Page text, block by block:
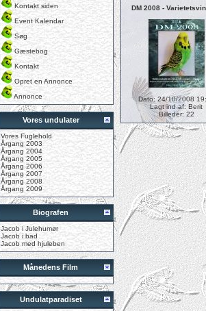
Kontakt siden
Event Kalendar
Søg
Gæstebog
Kontakt
Opret en Annonce
Annonce
Vores undulater
Vores Fuglehold
Årgang 2003
Årgang 2004
Årgang 2005
Årgang 2006
Årgang 2007
Årgang 2008
Årgang 2009
Biografen
Jacob i Julehumør
Jacob i bad
Jacob med hjuleben
Månedens Film
Undulatparadiset
DM 2008 -
Dato: 24/10/2008
Lagt ind af: Berit
Billeder: 22